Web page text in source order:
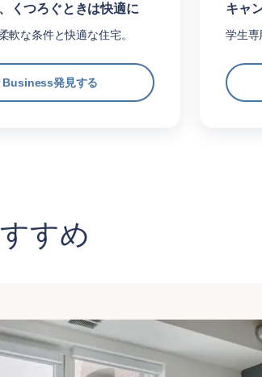
くつろぐときは快適に
軟な条件と快適な住宅。
Business発見する
キャ
学生専
すめ